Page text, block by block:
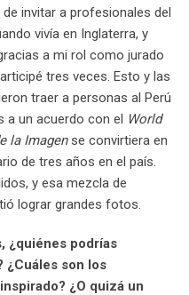
invitar a profesionales del
vivía en Inglaterra, y
a mi rol como jurado
tres veces. Esto y las
traer a personas al Perú
a un acuerdo con el World
la Imagense convirtiera en
de tres años en el país.
y esa mezcla de
lograr grandes fotos.
¿quiénes podrías
¿Cuáles son los
¿O quizá un